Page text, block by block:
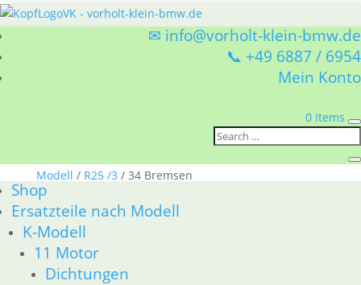
✉ info@vorholt-klein-bmw.de
📞 +49 6887 / 6954
Mein Konto
0 Items
Shop
Ersatzteile nach Modell
K-Modell
11 Motor
Dichtungen
Modell / R25 /3/ 34 Bremsen
34 Bremsen
BMW R25 /3 34 Bremsen
Alle 4 Ergebnisse werden angezeigt